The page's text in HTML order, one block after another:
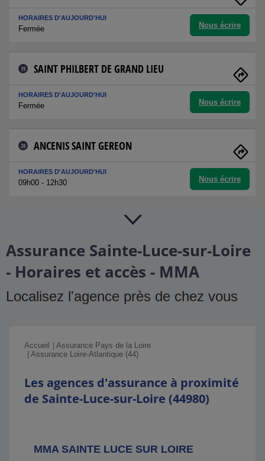
HORAIRES D'AUJOURD'HUI
Fermée Nous écrire
19 SAINT PHILBERT DE GRAND LIEU
HORAIRES D'AUJOURD'HUI
Fermée Nous écrire
20 ANCENIS SAINT GEREON
HORAIRES D'AUJOURD'HUI
09h00 - 12h30 Nous écrire
Assurance Sainte-Luce-sur-Loire
- Horaires et accès - MMA
Localisez l'agence près de chez vous
Accueil
Assurance Pays de la Loire
Assurance Loire-Atlantique (44)
Les agences d'assurance à proximité
de Sainte-Luce-sur-Loire (44980)
MMA SAINTE LUCE SUR LOIRE